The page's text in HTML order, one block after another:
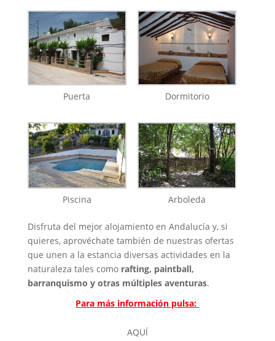
Puerta Dormitorio
Piscina Arboleda
Disfruta del mejor alojamiento en Andalucía y, si
quieres, aprovéchate también de nuestras ofertas
que unen a la estancia diversas actividades en la
naturaleza tales como rafting, paintball,
barranquismo y otras múltiples aventuras.
Para más información pulsa:
AQUÍ